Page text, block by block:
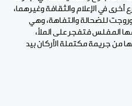
أخرى في الإعلام والثقافة وغيرهما،
للضحالة والتفاهة، وهي
المفلس فتفجر على الملأ،
من جريمة مكتملة الأركان بيد